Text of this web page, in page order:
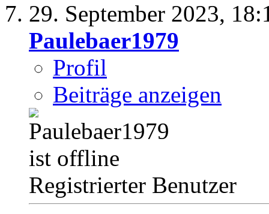
29. September 2023,
Paulebaer1979
Profil
Beiträge anzeigen
Registrierter Benutzer